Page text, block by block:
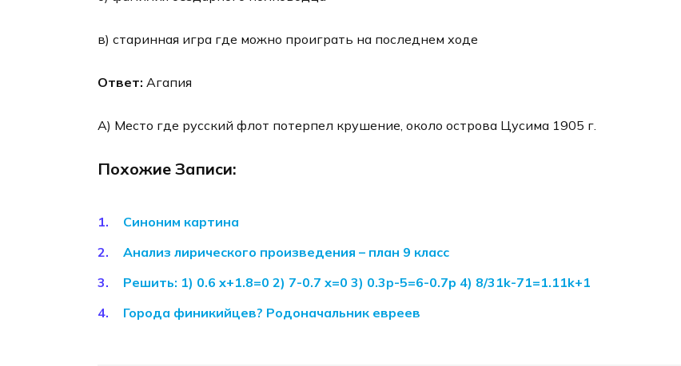
в) старинная игра где можно проиграть на последнем ходе
Ответ: Агапия
А) Место где русский флот потерпел крушение, около острова Цусима 1905 г.
Похожие Записи:
Синоним картина
Анализ лирического произведения – план 9 класс
Решить: 1) 0.6 х+1.8=0 2) 7-0.7 х=0 3) 0.3p-5=6-0.7p 4) 8/31k-71=1.11k+1
Города финикийцев? Родоначальник евреев